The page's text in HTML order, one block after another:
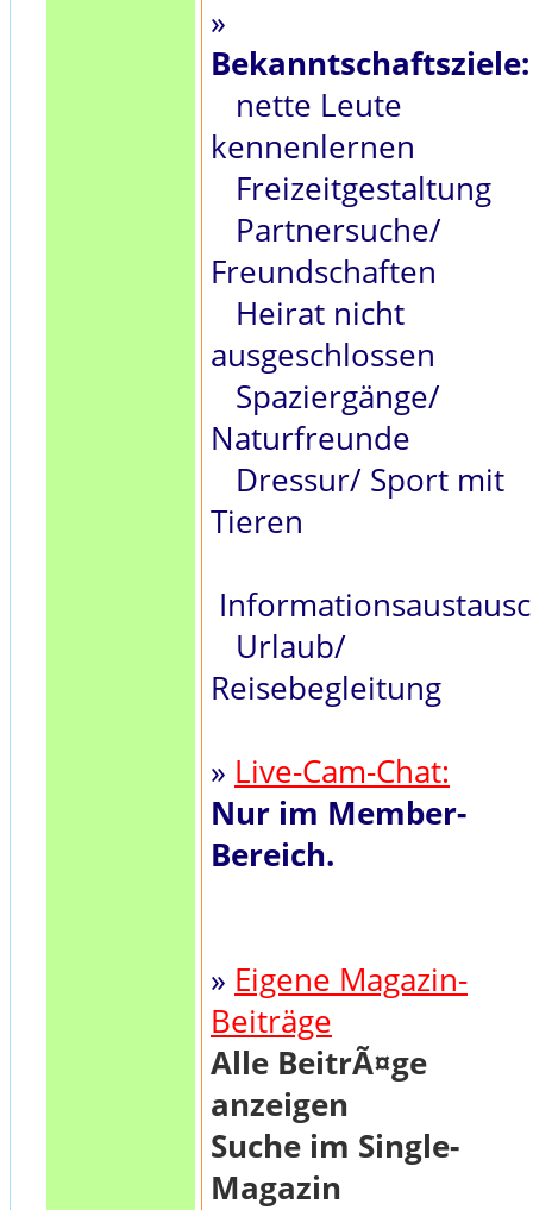
»
Bekanntschaftsziele:
nette Leute
kennenlernen
Freizeitgestaltung
Partnersuche/
Freundschaften
Heirat nicht
ausgeschlossen
Spaziergänge/
Naturfreunde
Dressur/ Sport mit
Tieren
Urlaub/
Reisebegleitung
» Live-Cam-Chat:
Nur im Member-
Bereich.
» Eigene Magazin-
Beiträge
Alle BeitrÃ¤ge
anzeigen
Suche im Single-
Magazin